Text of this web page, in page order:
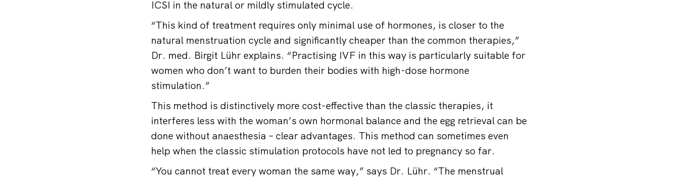
ICSI in the natural or mildly stimulated cycle.
“This kind of treatment requires only minimal use of hormones, is closer to the
natural menstruation cycle and significantly cheaper than the common therapies,”
Dr. med. Birgit Lühr explains. “Practising IVF in this way is particularly suitable for
women who don’t want to burden their bodies with high-dose hormone
stimulation.”
This method is distinctively more cost-effective than the classic therapies, it
interferes less with the woman’s own hormonal balance and the egg retrieval can be
done without anaesthesia – clear advantages. This method can sometimes even
help when the classic stimulation protocols have not led to pregnancy so far.
“You cannot treat every woman the same way,” says Dr. Lühr. “The menstrual